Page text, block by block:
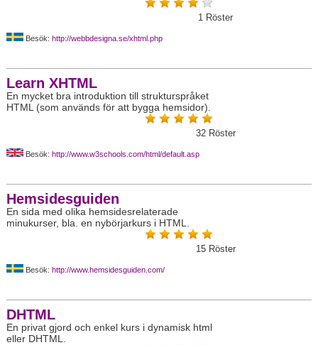
1 Röster
Besök: http://webbdesigna.se/xhtml.php
Learn XHTML
En mycket bra introduktion till strukturspråket
HTML (som används för att bygga hemsidor).
32 Röster
Besök: http://www.w3schools.com/html/default.asp
Hemsidesguiden
En sida med olika hemsidesrelaterade
minukurser, bla. en nybörjarkurs i HTML.
15 Röster
Besök: http://www.hemsidesguiden.com/
DHTML
En privat gjord och enkel kurs i dynamisk html
eller DHTML.